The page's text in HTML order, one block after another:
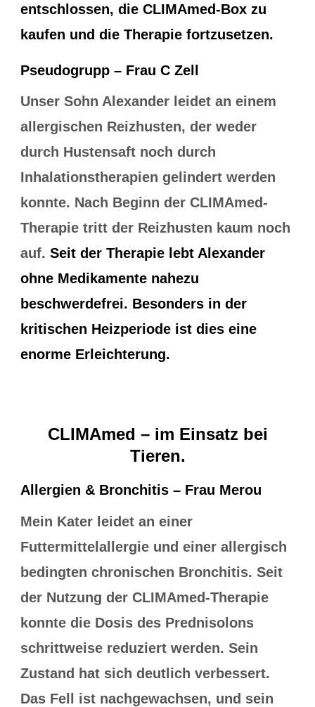
entschlossen, die CLIMAmed-Box zu
kaufen und die Therapie fortzusetzen.
Pseudogrupp – Frau C Zell
Unser Sohn Alexander leidet an einem
allergischen Reizhusten, der weder
durch Hustensaft noch durch
Inhalationstherapien gelindert werden
konnte. Nach Beginn der CLIMAmed-
Therapie tritt der Reizhusten kaum noch
auf. Seit der Therapie lebt Alexander
ohne Medikamente nahezu
beschwerdefrei. Besonders in der
kritischen Heizperiode ist dies eine
enorme Erleichterung.
CLIMAmed – im Einsatz bei
Tieren.
Allergien & Bronchitis – Frau Merou
Mein Kater leidet an einer
Futtermittelallergie und einer allergisch
bedingten chronischen Bronchitis. Seit
der Nutzung der CLIMAmed-Therapie
konnte die Dosis des Prednisolons
schrittweise reduziert werden. Sein
Zustand hat sich deutlich verbessert.
Das Fell ist nachgewachsen, und sein